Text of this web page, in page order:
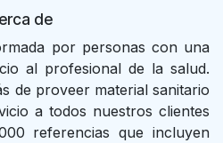
ca de
por personas con una
al profesional de la salud.
de proveer material sanitario
a todos nuestros clientes
referencias que incluyen